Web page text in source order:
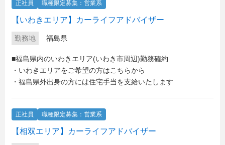
正社員 職種限定募集：営業系
【いわきエリア】カーライフアドバイザー
勤務地 福島県
■福島県内のいわきエリア(いわき市周辺)勤務確約
・いわきエリアをご希望の方はこちらから
・福島県外出身の方には住宅手当を支給いたします
正社員 職種限定募集：営業系
【相双エリア】カーライフアドバイザー